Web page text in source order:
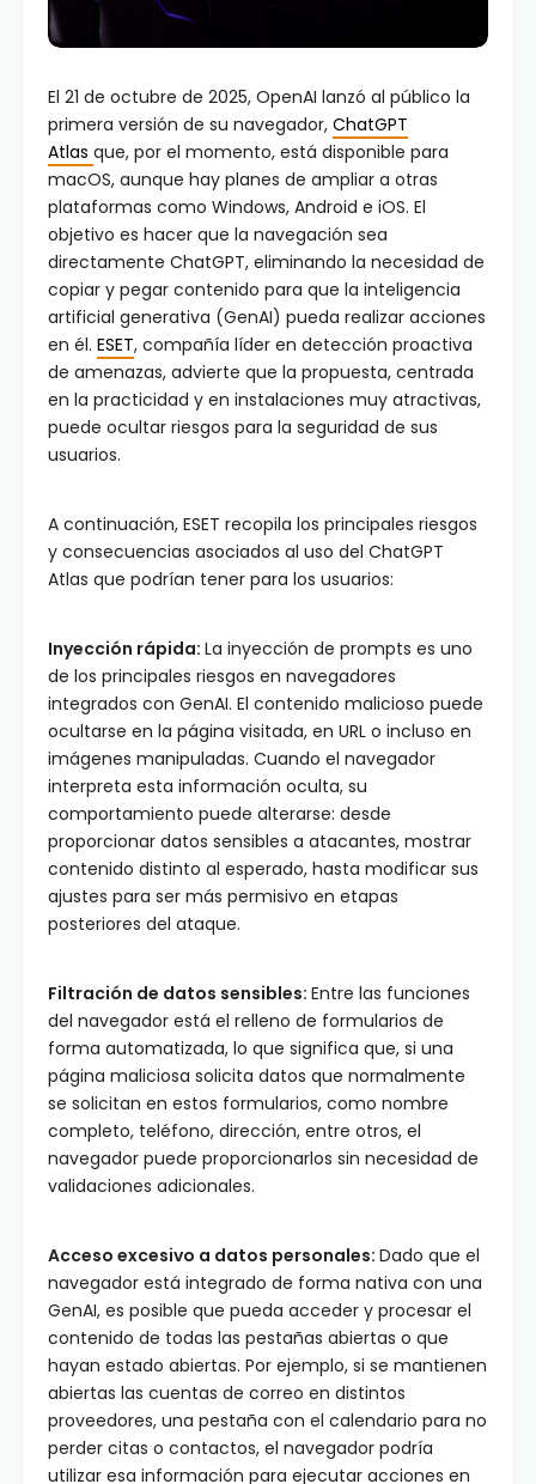
El 21 de octubre de 2025, OpenAI lanzó al público la
primera versión de su navegador, ChatGPT
Atlas que, por el momento, está disponible para
macOS, aunque hay planes de ampliar a otras
plataformas como Windows, Android e iOS. El
objetivo es hacer que la navegación sea
directamente ChatGPT, eliminando la necesidad de
copiar y pegar contenido para que la inteligencia
artificial generativa (GenAI) pueda realizar acciones
en él. ESET, compañía líder en detección proactiva
de amenazas, advierte que la propuesta, centrada
en la practicidad y en instalaciones muy atractivas,
puede ocultar riesgos para la seguridad de sus
usuarios.
A continuación, ESET recopila los principales riesgos
y consecuencias asociados al uso del ChatGPT
Atlas que podrían tener para los usuarios:
Inyección rápida: La inyección de prompts es uno
de los principales riesgos en navegadores
integrados con GenAI. El contenido malicioso puede
ocultarse en la página visitada, en URL o incluso en
imágenes manipuladas. Cuando el navegador
interpreta esta información oculta, su
comportamiento puede alterarse: desde
proporcionar datos sensibles a atacantes, mostrar
contenido distinto al esperado, hasta modificar sus
ajustes para ser más permisivo en etapas
posteriores del ataque.
Filtración de datos sensibles: Entre las funciones
del navegador está el relleno de formularios de
forma automatizada, lo que significa que, si una
página maliciosa solicita datos que normalmente
se solicitan en estos formularios, como nombre
completo, teléfono, dirección, entre otros, el
navegador puede proporcionarlos sin necesidad de
validaciones adicionales.
Acceso excesivo a datos personales: Dado que el
navegador está integrado de forma nativa con una
GenAI, es posible que pueda acceder y procesar el
contenido de todas las pestañas abiertas o que
hayan estado abiertas. Por ejemplo, si se mantienen
abiertas las cuentas de correo en distintos
proveedores, una pestaña con el calendario para no
perder citas o contactos, el navegador podría
utilizar esa información para ejecutar acciones en